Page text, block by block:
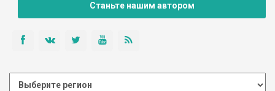
Станьте нашим автором